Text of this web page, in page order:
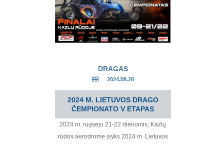
DRAGAS
2024.08.28
2024 M. LIETUVOS DRAGO
ČEMPIONATO V ETAPAS
2024 m. rugsėjo 21-22 dienomis, Kazlų
rūdos aerodrome įvyks 2024 m. Lietuvos